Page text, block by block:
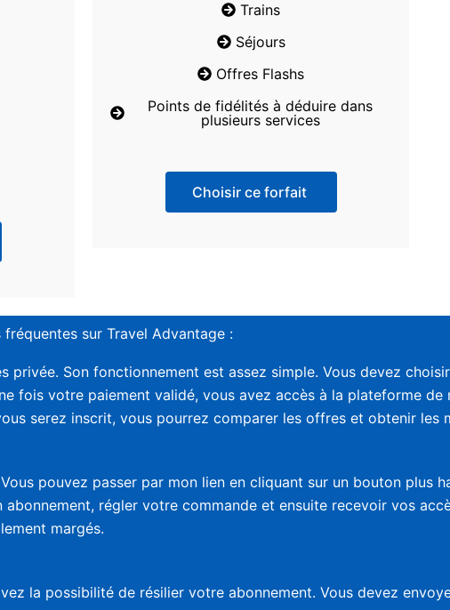
Trains
Séjours
Offres Flashs
Points de fidélités à déduire dans
plusieurs services
Choisir ce forfait
fréquentes sur Travel Advantage :
Son fonctionnement est assez simple. Vous devez
fois votre paiement validé, vous avez accès à la plateforme de
serez inscrit, vous pourrez comparer les offres et obtenir les
pouvez passer par mon lien en cliquant sur un bouton plus
régler votre commande et ensuite recevoir vos
margés.
la possibilité de résilier votre abonnement. Vous devez